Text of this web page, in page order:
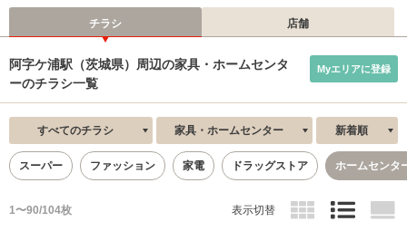
チラシ 店舗
阿字ケ浦駅（茨城県）周辺の家具・ホームセンタ
ーのチラシ一覧
Myエリアに登録
すべてのチラシ 家具・ホームセンター 新着順
スーパー ファッション 家電 ドラッグストア ホームセンタ
1〜90/104枚 表示切替